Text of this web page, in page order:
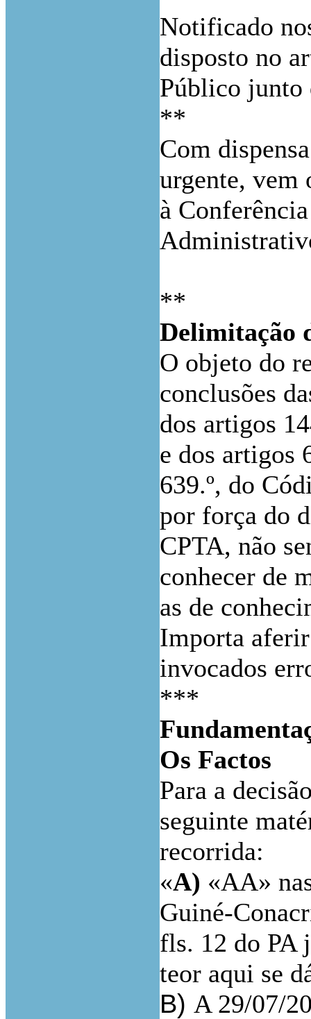
Notificado
disposto no
Público junto
**
Com
urgente, vem
à
**
Delimitação
O objeto do
conclusões
dos artigos
e dos artigos
639.º, do
por força do
CPTA, não
conhecer de
as de
Importa aferir
invocados
***
Os Factos
Para a
seguinte
recorrida:
«A) «AA»
Guiné-
fls. 12 do PA
teor aqui se
B) A 29/07/